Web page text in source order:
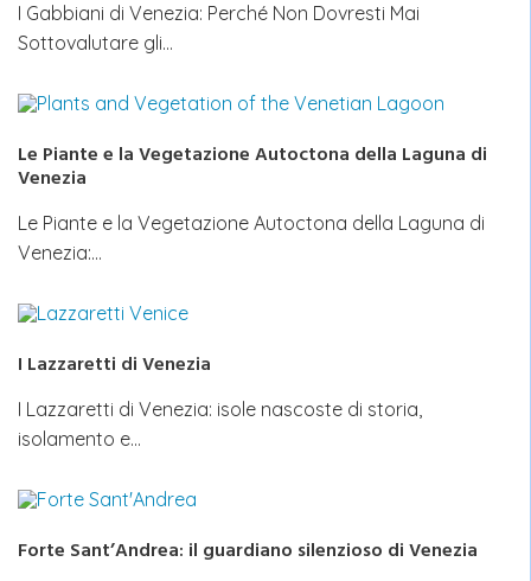
I Gabbiani di Venezia: Perché Non Dovresti Mai
Sottovalutare gli…
Le Piante e la Vegetazione Autoctona della Laguna di
Venezia
Le Piante e la Vegetazione Autoctona della Laguna di
Venezia:…
I Lazzaretti di Venezia
I Lazzaretti di Venezia: isole nascoste di storia,
isolamento e…
Forte Sant’Andrea: il guardiano silenzioso di Venezia